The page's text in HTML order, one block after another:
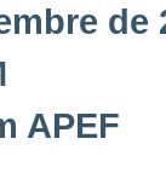
de
APEF